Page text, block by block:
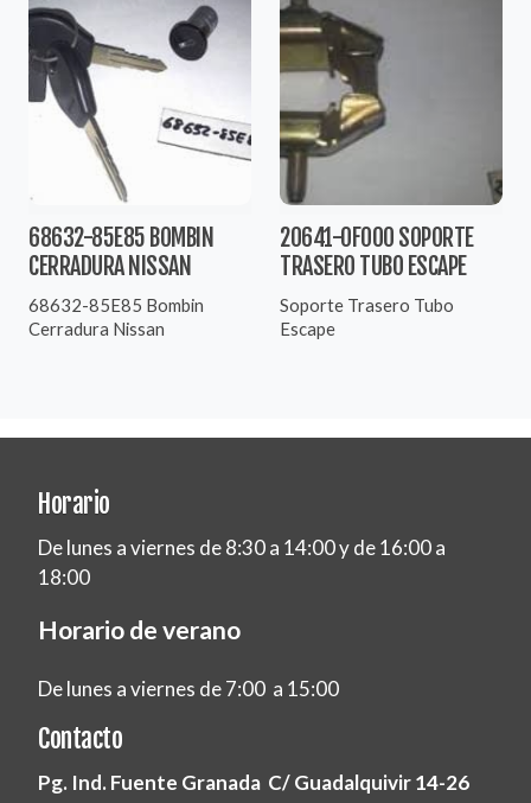
68632-85E85 BOMBIN
CERRADURA NISSAN
68632-85E85 Bombin
Cerradura Nissan
20641-0F000 SOPORTE
TRASERO TUBO ESCAPE
Soporte Trasero Tubo
Escape
Horario
De lunes a viernes de 8:30 a 14:00 y de 16:00 a
18:00
Horario de verano
De lunes a viernes de 7:00 a 15:00
Contacto
Pg. Ind. Fuente Granada C/ Guadalquivir 14-26